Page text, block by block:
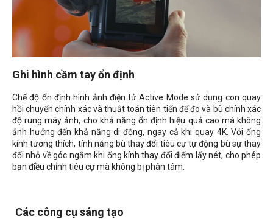
Ghi hình cầm tay ổn định
Chế độ ổn định hình ảnh điện tử Active Mode sử dụng con quay
hồi chuyển chính xác và thuật toán tiên tiến để đo và bù chính xác
độ rung máy ảnh, cho khả năng ổn định hiệu quả cao mà không
ảnh hưởng đến khả năng di động, ngay cả khi quay 4K. Với ống
kính tương thích, tính năng bù thay đổi tiêu cự tự động bù sự thay
đổi nhỏ về góc ngắm khi ống kính thay đổi điểm lấy nét, cho phép
bạn điều chỉnh tiêu cự mà không bị phân tâm.
Các công cụ sáng tạo